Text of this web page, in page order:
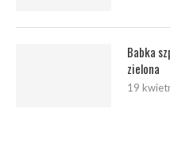
Babka
zielona
19